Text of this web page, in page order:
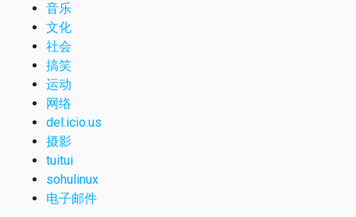
音乐
文化
社会
搞笑
运动
网络
del.icio.us
摄影
tuitui
sohulinux
电子邮件